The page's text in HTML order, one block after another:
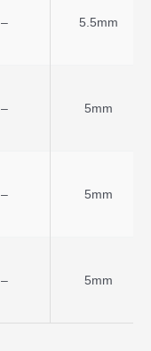
– 5.5mm
– 5mm
– 5mm
– 5mm